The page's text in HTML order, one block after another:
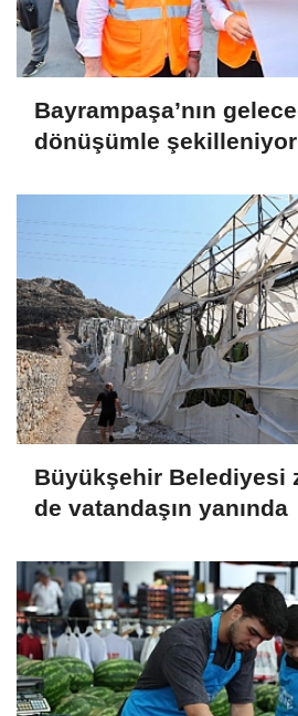
Bayrampaşa’nın
dönüşümle şekilleniyor
Büyükşehir Belediyesi
de vatandaşın yanında